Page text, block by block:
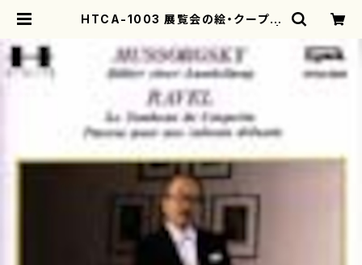
HTCA-1003 展覧会の絵・クープラ
motherearth